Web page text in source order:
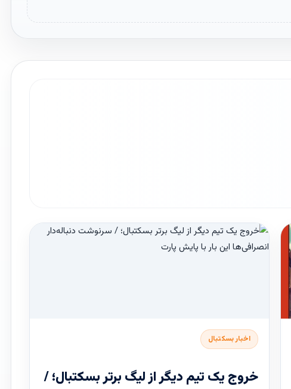
اخبار بسکتبال
خروج یک تیم دیگر از لیگ برتر بسکتبال؛ /